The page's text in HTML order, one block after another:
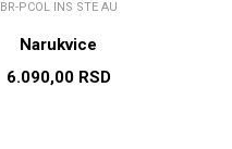
BR-PCOL INS STE AU
Narukvice
6.090,00 RSD